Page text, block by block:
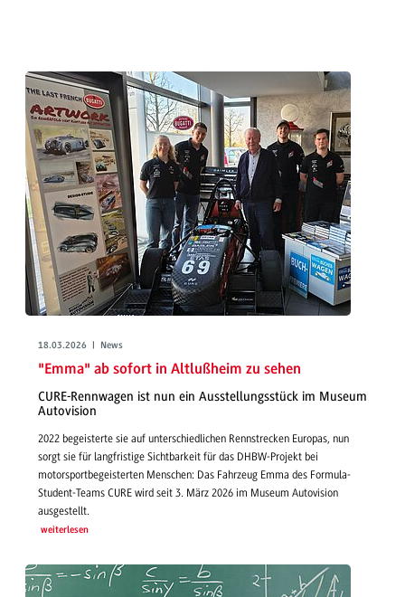
18.03.2026 | News
"Emma" ab sofort in Altlußheim zu sehen
CURE-Rennwagen ist nun ein Ausstellungsstück im Museum
Autovision
2022 begeisterte sie auf unterschiedlichen Rennstrecken Europas, nun
sorgt sie für langfristige Sichtbarkeit für das DHBW-Projekt bei
motorsportbegeisterten Menschen: Das Fahrzeug Emma des Formula-
Student-Teams CURE wird seit 3. März 2026 im Museum Autovision
ausgestellt.
weiterlesen